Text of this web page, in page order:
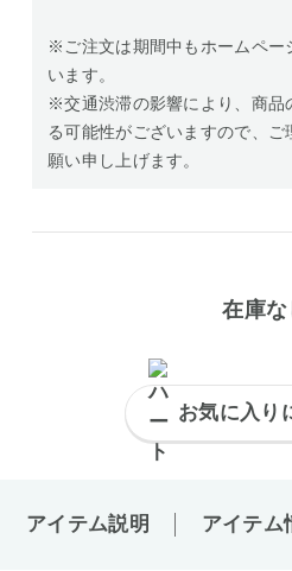
※ご注文は期間中もホームペー
います。
※交通渋滞の影響により、商品
る可能性がございますので、
願い申し上げます。
在庫な
お気に入り
アイテム説明 アイテム